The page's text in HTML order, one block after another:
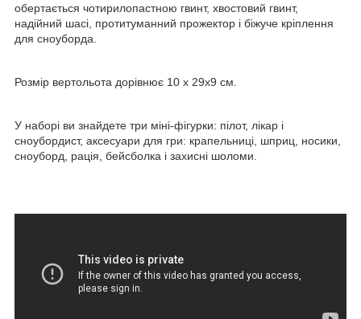
обертається чотирилопастною гвинт, хвостовий гвинт,
надійний шасі, протитуманний прожектор і біжуче кріплення
для сноуборда.
Розмір вертольота дорівнює 10 х 29х9 см.
У наборі ви знайдете три міні-фігурки: пілот, лікар і
сноубордист, аксесуари для гри: крапельниці, шприц, носики,
сноуборд, рація, бейсболка і захисні шоломи.